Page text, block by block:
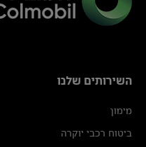
השירותים שלנו
מימון
ביטוח רכבי יוקרה